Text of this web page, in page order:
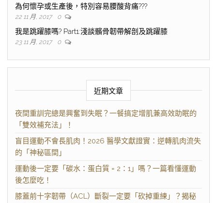
為何懷孕或生產後，特別容易腰酸背痛???
22 11 月, 2017 0
我是跳躍膝嗎? Part1:淺談髕骨韌帶解剖及跳躍膝
23 11 月, 2017 0
近期文章
夜間重訓完總是興奮到失眠？一餐搞定增肌兼高效助眠的
「雙效補充法」！
盲目運動不會長肌肉！2026 醫學文獻證實：逆轉肌肉流失
的「神秘區間」
運動後一定要「碳水：蛋白質 = 2：1」嗎？一篇看懂運動
後怎麼吃！
膝蓋前十字韌帶（ACL）斷裂一定要「砍掉重練」？揭秘